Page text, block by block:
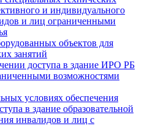
и индивидуального
и лиц ограниченными
объектов для
занятий
доступа в здание ИРО РБ
возможностями
условиях обеспечения
в здание образовательной
инвалидов и лиц с